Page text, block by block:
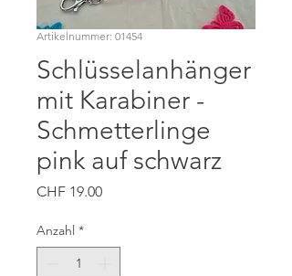
Artikelnummer: 01454
Schlüsselanhänger
mit Karabiner -
Schmetterlinge
pink auf schwarz
CHF 19.00Preis
Anzahl *